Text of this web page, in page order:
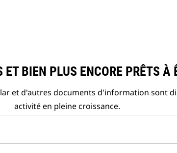
ET BIEN PLUS ENCORE PRÊTS À
et d'autres documents d'information sont
activité en pleine croissance.